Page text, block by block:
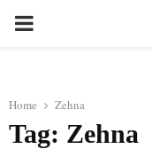
PRIMARY
Home Zehna
Tag: Zehna